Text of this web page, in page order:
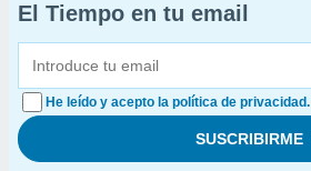
El Tiempo en tu email
He leído y acepto la política de privacidad.